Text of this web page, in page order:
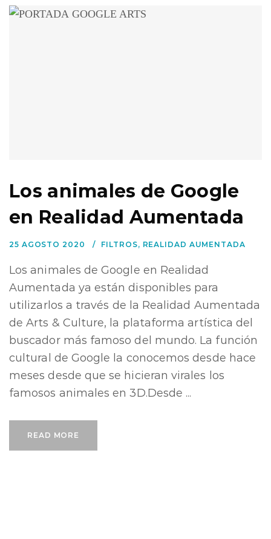
Los animales de Google
en Realidad Aumentada
25 AGOSTO 2020 FILTROS, REALIDAD AUMENTADA
Los animales de Google en Realidad
Aumentada ya están disponibles para
utilizarlos a través de la Realidad Aumentada
de Arts & Culture, la plataforma artística del
buscador más famoso del mundo. La función
cultural de Google la conocemos desde hace
meses desde que se hicieran virales los
famosos animales en 3D.Desde ...
READ MORE